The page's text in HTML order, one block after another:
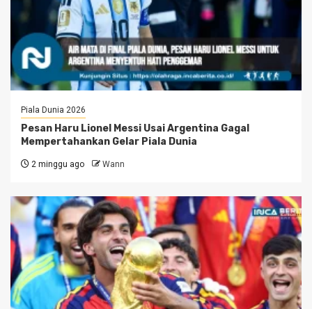
Piala Dunia 2026
Pesan Haru Lionel Messi Usai Argentina Gagal
Mempertahankan Gelar Piala Dunia
2 minggu ago Wann